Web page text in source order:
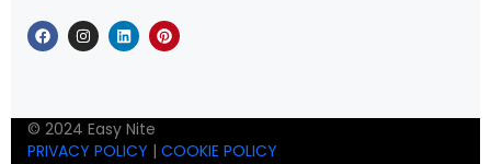
© 2024 Easy Nite
PRIVACY POLICY | COOKIE POLICY